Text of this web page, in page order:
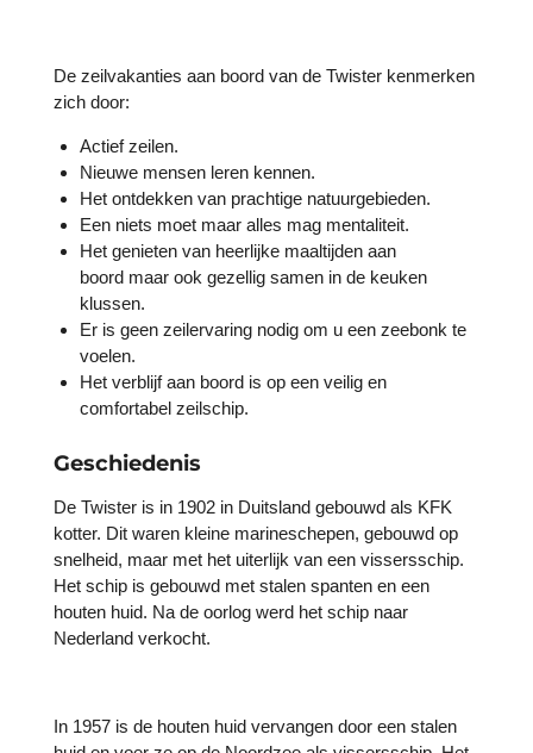
De zeilvakanties aan boord van de Twister kenmerken
zich door:
Actief zeilen.
Nieuwe mensen leren kennen.
Het ontdekken van prachtige natuurgebieden.
Een niets moet maar alles mag mentaliteit.
Het genieten van heerlijke maaltijden aan
boord maar ook gezellig samen in de keuken
klussen.
Er is geen zeilervaring nodig om u een zeebonk te
voelen.
Het verblijf aan boord is op een veilig en
comfortabel zeilschip.
Geschiedenis
De Twister is in 1902 in Duitsland gebouwd als KFK
kotter. Dit waren kleine marineschepen, gebouwd op
snelheid, maar met het uiterlijk van een vissersschip.
Het schip is gebouwd met stalen spanten en een
houten huid. Na de oorlog werd het schip naar
Nederland verkocht.
In 1957 is de houten huid vervangen door een stalen